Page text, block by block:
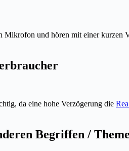
Mikrofon und hören mit einer kurzen
da eine hohe Verzögerung die
Begriffen /